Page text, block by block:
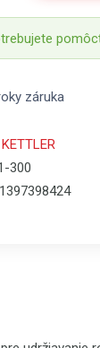
záruka
KETTLER
300